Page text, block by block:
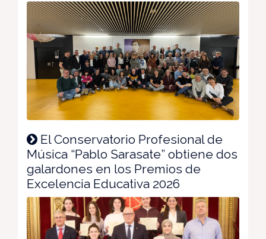
El Conservatorio Profesional de
Música “Pablo Sarasate” obtiene dos
galardones en los Premios de
Excelencia Educativa 2026